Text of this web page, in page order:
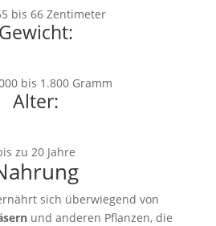
bis 66 Zentimeter
Gewicht:
bis 1.800 Gramm
Alter:
zu 20 Jahre
sich überwiegend von
und anderen Pflanzen, die